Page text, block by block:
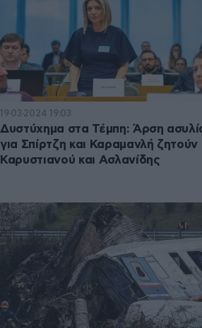
19·03·2024 19:03
Δυστύχημα στα Τέμπη: Άρση
για Σπίρτζη και Καραμανλή ζητούν
Καρυστιανού και Ασλανίδης